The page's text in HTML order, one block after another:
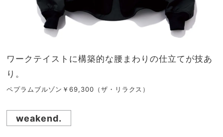
ワークテイストに構築的な腰まわりの仕立てが技あ
り。
ペプラムブルゾン￥69,300（ザ・リラクス）
weakend.